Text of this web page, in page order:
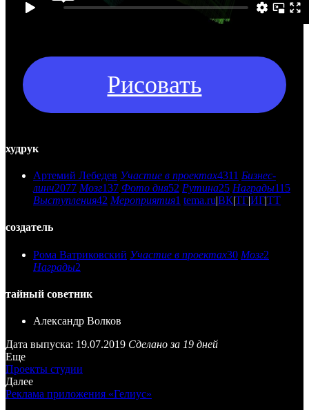
Рисовать
худрук
Артемий Лебедев Участие в проектах4311 Бизнес-
линч2077 Мозг137 Фото дня52 Рутина25 Награды115
Выступления42 Мероприятия1 tema.ru|ВК|ТГ|ИГ|ТТ
создатель
Рома Ватриковский Участие в проектах30 Мозг2
Награды2
тайный советник
Александр Волков
Дата выпуска: 19.07.2019 Сделано за 19 дней
Еще
Проекты студии
Далее
Реклама приложения «Гелиус»